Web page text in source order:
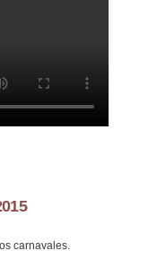
carnavales.